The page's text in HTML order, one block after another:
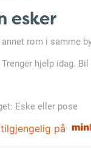
esker
rom i samme
hjelp idag.
Eske eller pose
på